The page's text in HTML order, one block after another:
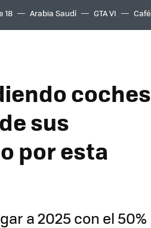
18 Arabia Saudí GTA VI Café
coches
sus
por esta
a 2025 con el 50%